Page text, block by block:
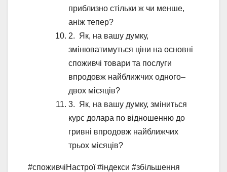
приблизно стільки ж чи менше,
аніж тепер?
2. Як, на вашу думку,
змінюватимуться ціни на основні
споживчі товари та послуги
впродовж найближчих одного–
двох місяців?
3. Як, на вашу думку, зміниться
курс долара по відношенню до
гривні впродовж найближчих
трьох місяців?
#споживчіНастрої #індекси #збільшення